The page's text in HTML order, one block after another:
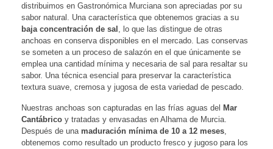
distribuimos en Gastronómica Murciana son apreciadas por su
sabor natural. Una característica que obtenemos gracias a su
baja concentración de sal , lo que las distingue de otras
anchoas en conserva disponibles en el mercado. Las conservas
se someten a un proceso de salazón en el que únicamente se
emplea una cantidad mínima y necesaria de sal para resaltar su
sabor. Una técnica esencial para preservar la característica
textura suave, cremosa y jugosa de esta variedad de pescado.
Nuestras anchoas son capturadas en las frías aguas del Mar
Cantábrico y tratadas y envasadas en Alhama de Murcia.
Después de una maduración mínima de 10 a 12 meses,
obtenemos como resultado un producto fresco y jugoso para los